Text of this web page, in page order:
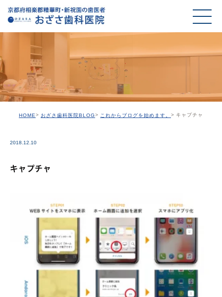
HOME おざさ歯科医院BLOG これからブログを始めます。 キャプチャ
2018.12.10
キャプチャ